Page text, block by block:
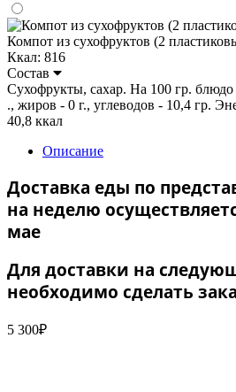
Компот из сухофруктов (2
Ккал: 816
Состав
Сухофрукты, сахар. На 100 гр. блюдо
., жиров - 0 г., углеводов - 10,4 гр.
40,8 ккал
Описание
Доставка еды по
на неделю
мае
Для доставки на
необходимо сделать
5 300₽